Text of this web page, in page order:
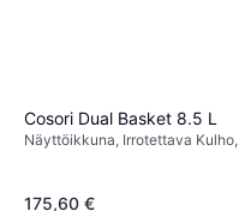
Cosori Dual Basket 8.5 L
Näyttöikkuna, Irrotettava Kulho,
175,60 €